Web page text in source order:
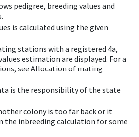
pedigree, breeding values and
is calculated using the given
stations with a registered 4a,
estimation are displayed. For a
see Allocation of mating
is the responsibility of the state
colony is too far back or it
the inbreeding calculation for some